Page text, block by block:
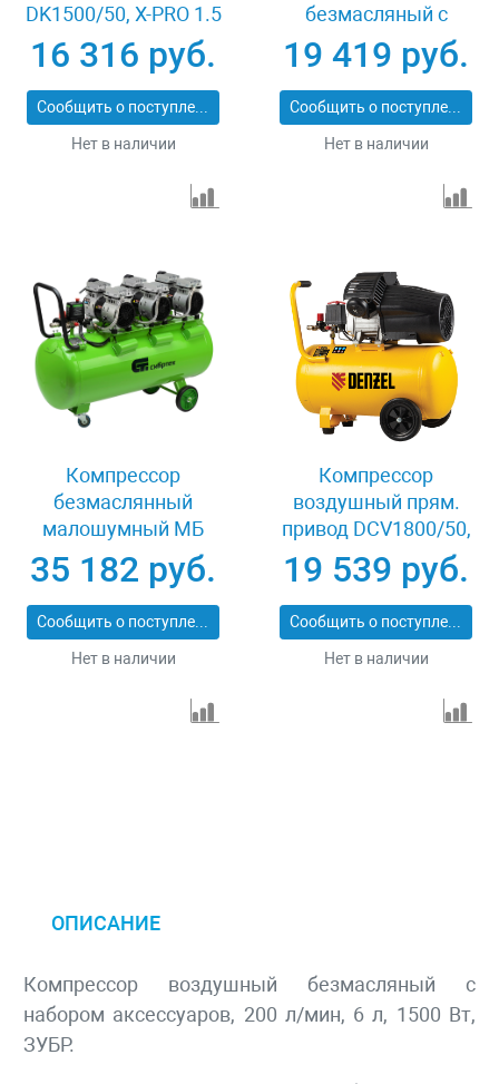
DK1500/50, Х-PRO 1.5
кВт, 230 л/мин, 50 л
Denzel 58064
16 316 руб.
Сообщить о поступлении
Нет в наличии
безмасляный с
набором аксессуаров
Зубр КП-200-24 Н6
19 419 руб.
Сообщить о поступлении
Нет в наличии
Компрессор
безмаслянный
малошумный МБ
2250/100, 2250 Вт,
100л, 400 л/мин
Сибртех 58008
35 182 руб.
Сообщить о поступлении
Нет в наличии
Компрессор
воздушный прям.
привод DCV1800/50,
1,8 кВт, 50 литров,
320 л/мин Denzel
58168
19 539 руб.
Сообщить о поступлении
Нет в наличии
ОПИСАНИЕ
Компрессор воздушный безмасляный с
набором аксессуаров, 200 л/мин, 6 л, 1500 Вт,
ЗУБР.